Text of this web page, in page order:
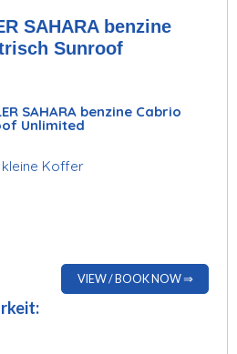
SAHARA benzine
Sunroof
SAHARA benzine Cabrio
Unlimited
Koffer
VIEW / BOOK NOW ⇒